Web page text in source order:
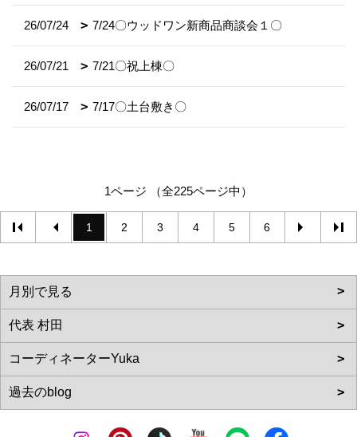
26/07/24 7/24〇ウッドワン新商品商談会１〇
26/07/21 7/21〇祝上棟〇
26/07/17 7/17〇土台敷き〇
1ページ （全225ページ中）
1 2 3 4 5 6